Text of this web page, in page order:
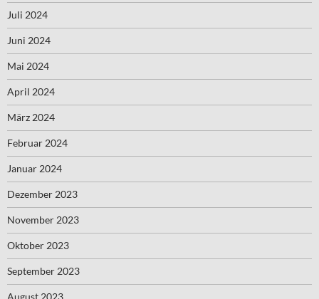
Juli 2024
Juni 2024
Mai 2024
April 2024
März 2024
Februar 2024
Januar 2024
Dezember 2023
November 2023
Oktober 2023
September 2023
August 2023